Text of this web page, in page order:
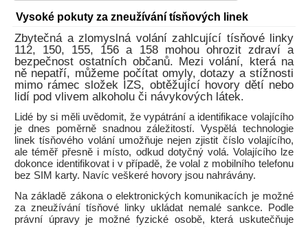
Vysoké pokuty za zneužívání tísňových linek
Zbytečná a zlomyslná volání zahlcující tísňové linky
112, 150, 155, 156 a 158 mohou ohrozit zdraví a
bezpečnost ostatních občanů. Mezi volání, která na
ně nepatří, můžeme počítat omyly, dotazy a stížnosti
mimo rámec složek IZS, obtěžující hovory dětí nebo
lidí pod vlivem alkoholu či návykových látek.
Lidé by si měli uvědomit, že vypátrání a identifikace volajícího
je dnes poměrně snadnou záležitostí. Vyspělá technologie
linek tísňového volání umožňuje nejen zjistit číslo volajícího,
ale téměř přesně i místo, odkud dotyčný volá. Volajícího lze
dokonce identifikovat i v případě, že volal z mobilního telefonu
bez SIM karty. Navíc veškeré hovory jsou nahrávány.
Na základě zákona o elektronických komunikacích je možné
za zneužívání tísňové linky ukládat nemalé sankce. Podle
právní úpravy je možné fyzické osobě, která uskutečňuje